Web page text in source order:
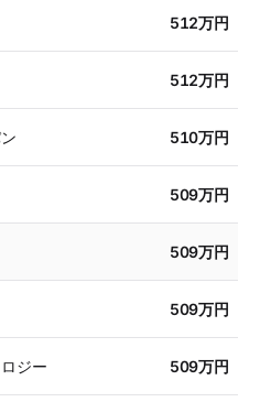
512万円
512万円
510万円
509万円
509万円
509万円
ジー 509万円